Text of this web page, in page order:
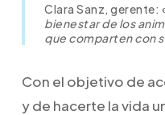
Clara Sanz, gerente:
bienestar de los
que comparten con
Con el objetivo de
y de hacerte la vida